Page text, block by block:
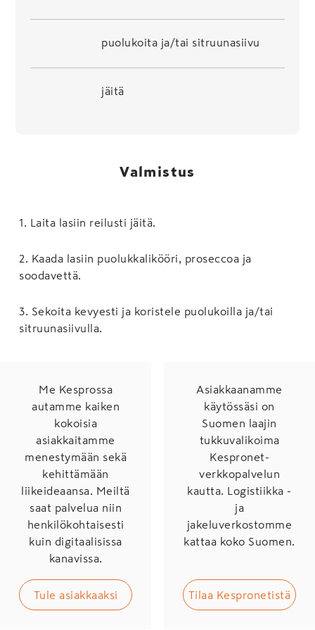
puolukoita ja/tai sitruunasiivu
jäitä
Valmistus
1 Laita lasiin reilusti jäitä.
2
Kaada lasiin puolukkalikööri, proseccoa ja
soodavettä.
3
Sekoita kevyesti ja koristele puolukoilla ja/tai
sitruunasiivulla.
Me Kesprossa
autamme kaiken
kokoisia
asiakkaitamme
menestymään sekä
kehittämään
liikeideaansa. Meiltä
saat palvelua niin
henkilökohtaisesti
kuin digitaalisissa
kanavissa.
Tule asiakkaaksi
Asiakkaanamme
käytössäsi on
Suomen laajin
tukkuvalikoima
Kespronet-
verkkopalvelun
kautta. Logistiikka -
ja
jakeluverkostomme
kattaa koko Suomen.
Tilaa Kespronetistä